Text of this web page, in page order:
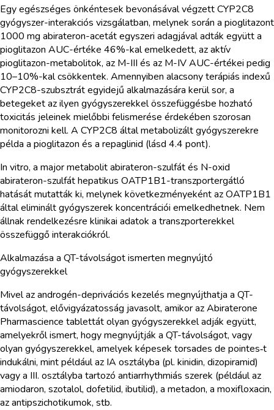
Egy egészséges önkéntesek bevonásával végzett CYP2C8
gyógyszer-interakciós vizsgálatban, melynek során a pioglitazont
1000 mg abirateron-acetát egyszeri adagjával adták együtt a
pioglitazon AUC-értéke 46%-kal emelkedett, az aktív
pioglitazon-metabolitok, az M-III és az M-IV AUC-értékei pedig
10–10%-kal csökkentek. Amennyiben alacsony terápiás indexű
CYP2C8-szubsztrát egyidejű alkalmazására kerül sor, a
betegeket az ilyen gyógyszerekkel összefüggésbe hozható
toxicitás jeleinek mielőbbi felismerése érdekében szorosan
monitorozni kell. A CYP2C8 által metabolizált gyógyszerekre
példa a pioglitazon és a repaglinid (lásd 4.4 pont).
In vitro, a major metabolit abirateron-szulfát és N-oxid
abirateron-szulfát hepatikus OATP1B1-transzportergátló
hatását mutatták ki, melynek következményeként az OATP1B1
által eliminált gyógyszerek koncentrációi emelkedhetnek. Nem
állnak rendelkezésre klinikai adatok a transzporterekkel
összefüggő interakciókról.
Alkalmazása a QT-távolságot ismerten megnyújtó
gyógyszerekkel
Mivel az androgén-deprivációs kezelés megnyújthatja a QT-
távolságot, elővigyázatosság javasolt, amikor az Abiraterone
Pharmascience tablettát olyan gyógyszerekkel adják együtt,
amelyekről ismert, hogy megnyújtják a QT-távolságot, vagy
olyan gyógyszerekkel, amelyek képesek torsades de pointes‑t
indukálni, mint például az IA osztályba (pl. kinidin, dizopiramid)
vagy a III. osztályba tartozó antiarrhythmiás szerek (például az
amiodaron, szotalol, dofetilid, ibutilid), a metadon, a moxifloxacin,
az antipszichotikumok, stb.